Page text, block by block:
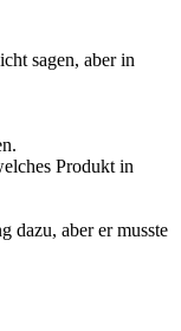
sagen, aber in
Produkt in
dazu, aber er musste